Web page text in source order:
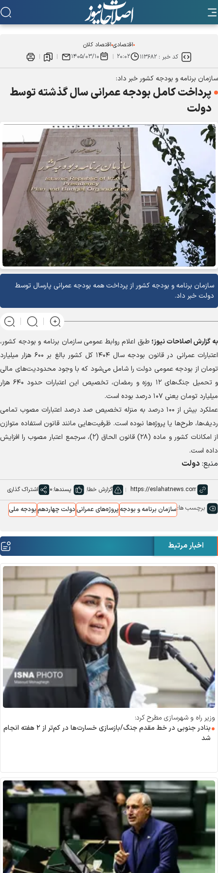
اقتصادی اقتصاد کلان
کد خبر : ۱۱۳۶۸۲ ۲۰:۰۲ ۱۴۰۵/۰۳/۱۰
سازمان برنامه و بودجه کشور خبر داد:
پرداخت کامل بودجه عمرانی سال گذشته توسط
دولت
سازمان برنامه و بودجه کشور از پرداخت همه بودجه عمرانی پارسال توسط
دولت خبر داد.
به گزارشاصلاحات نیوز؛ طبق اعلام روابط عمومی سازمان برنامه و بودجه کشور،
اعتبارات عمرانی در قانون بودجه سال ۱۴۰۴ کل کشور بالغ بر ۶۰۰ هزار میلیارد
تومان از بودجه عمومی دولت را شامل می‌شود که با وجود محدودیت‌های مالی
و تحمیل جنگ‌های ۱۲ روزه و رمضان، تخصیص این اعتبارات حدود ۶۴۰ هزار
میلیارد تومان یعنی ۱۰۷ درصد بوده است.
عملکرد بیش از ۱۰۰ درصد به منزله تخصیص صد درصد اعتبارات مصوب تمامی
ردیف‌ها، طرح‌ها یا پروژه‌ها نبوده است. ظرفیت‌هایی مانند قانون استفاده متوازن
از امکانات کشور و ماده (۲۸) قانون الحاق (۲)، سرجمع اعتبار مصوب را افزایش
داده است.
منبع: دولت
گزارش خطا پسندها:0 اشتراک گذاری
برچسب ها:سازمان برنامه و بودجه پروژه‌های عمرانیدولت چهاردهمبودجه ملی
اخبار مرتبط
وزیر راه و شهرسازی مطرح کرد:
بنادر جنوبی در خط مقدم جنگ/بازسازی خسارت‌ها در کم‌تر از ۲ هفته انجام
شد